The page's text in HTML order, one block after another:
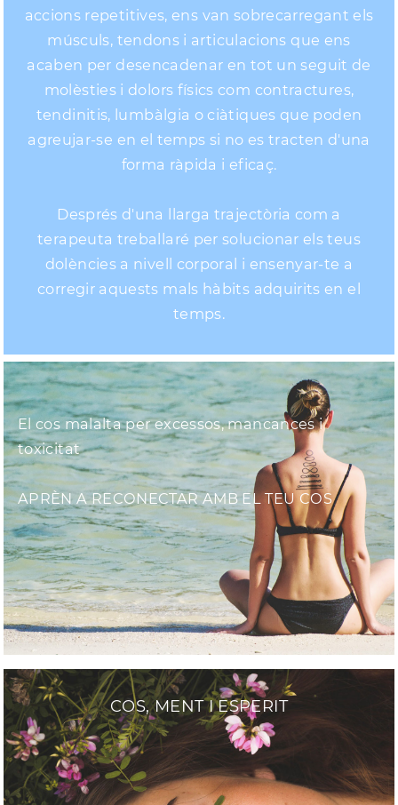
accions repetitives, ens van sobrecarregant els
músculs, tendons i articulacions que ens
acaben per desencadenar en tot un seguit de
molèsties i dolors físics com contractures,
tendinitis, lumbàlgia o ciàtiques que poden
agreujar-se en el temps si no es tracten d'una
forma ràpida i eficaç.
Després d'una llarga trajectòria com a
terapeuta treballaré per solucionar els teus
dolències a nivell corporal i ensenyar-te a
corregir aquests mals hàbits adquirits en el
temps.
El cos malalta per excessos, mancances i
toxicitat
APRÈN A RECONECTAR AMB EL TEU COS
COS, MENT I ESPERIT